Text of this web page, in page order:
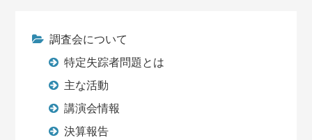
調査会について
特定失踪者問題とは
主な活動
講演会情報
決算報告